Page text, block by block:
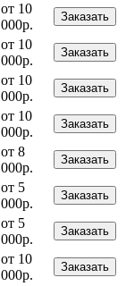
от 10
000р.
Заказать
от 10
000р.
Заказать
от 10
000р.
Заказать
от 10
000р.
Заказать
от 8
000р.
Заказать
от 5
000р.
Заказать
от 5
000р.
Заказать
от 10
000р.
Заказать